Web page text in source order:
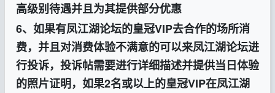
高级别待遇并且为其提供部分优惠
6、如果有凤江湖论坛的皇冠VIP去合作的场所消
费，并且对消费体验不满意的可以来凤江湖论坛进
行投诉，投诉帖需要进行详细描述并提供当日体验
的照片证明，如果2名或以上的皇冠VIP在凤江湖